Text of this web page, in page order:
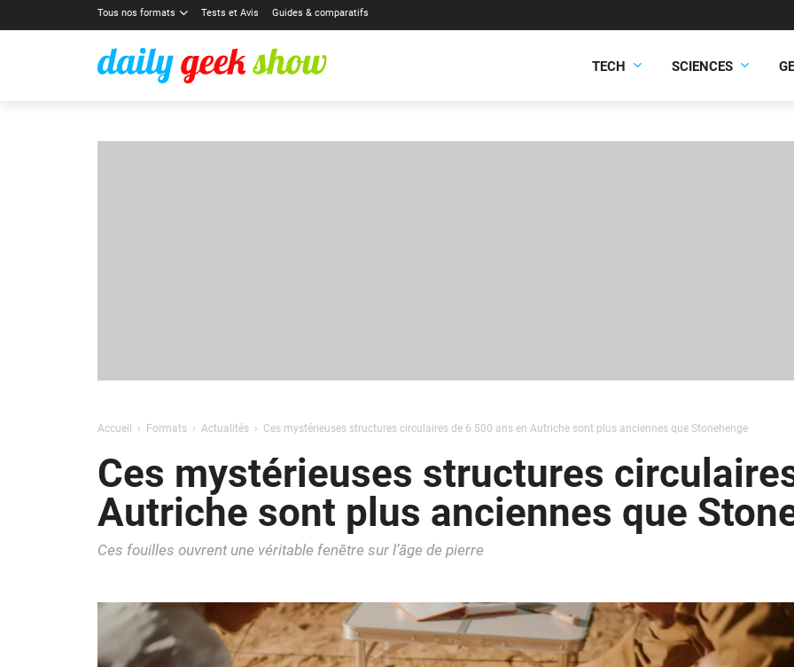
Tous nos formats Tests et Avis Guides & comparatifs
TECH SCIENCES
Accueil Formats Actualités Ces mystérieuses structures circulaires de 6 500 ans en Autriche sont plus anciennes que Stonehenge
Ces mystérieuses structures
Autriche sont plus anciennes que
Ces fouilles ouvrent une véritable fenêtre sur l’âge de pierre